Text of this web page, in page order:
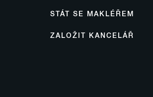
STÁT SE MAKLÉŘEM
ZALOŽIT KANCELÁŘ